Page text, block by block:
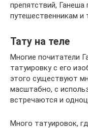
препятствий, Ганеша
путешественникам и
Тату на теле
Многие почитатели
татуировку с его
этого существуют
масштабно, с
встречаются и
Много татуировок,